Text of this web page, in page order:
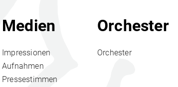
Medien
Impressionen
Aufnahmen
Pressestimmen
Orchester
Orchester